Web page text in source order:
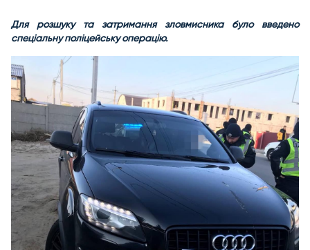
Для розшуку та затримання зловмисника було введено
спеціальну поліцейську операцію.